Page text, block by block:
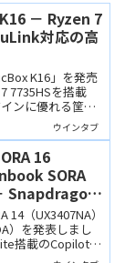
－ Ryzen 7
対応の高
K16」を発売
7735HSを搭載
ンに優れる筐体
ています。ウインタブ
16
SORA
Snapdragon
ンチモデルで
PC
（UX3407NA）
）を発表しまし
搭載のCopilot+
80TOPSに達しま